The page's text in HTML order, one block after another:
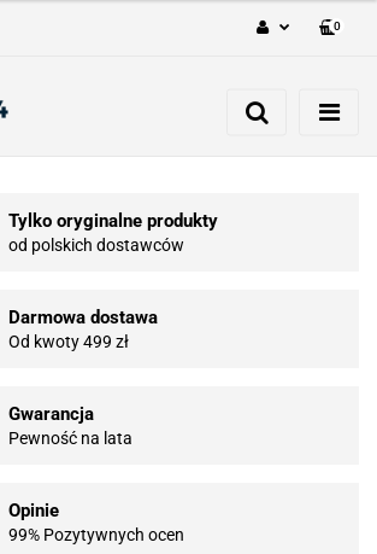
Zarejestruj się
0
Tylko oryginalne produkty
od polskich dostawców
Darmowa dostawa
Od kwoty 499 zł
Gwarancja
Pewność na lata
Opinie
99% Pozytywnych ocen